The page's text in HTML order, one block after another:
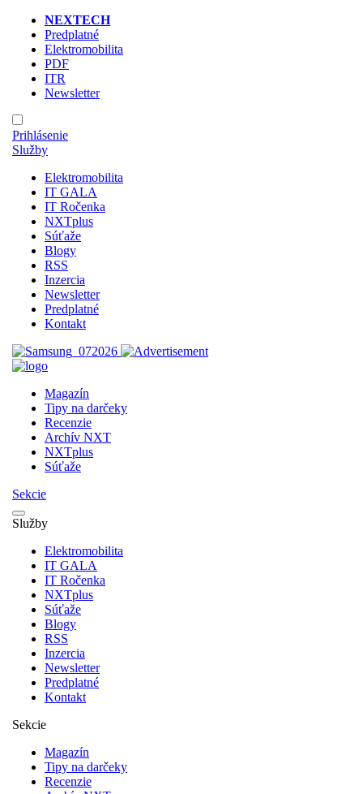
NEXTECH
Predplatné
Elektromobilita
PDF
ITR
Newsletter
Prihlásenie
Služby
Elektromobilita
IT GALA
IT Ročenka
NXTplus
Súťaže
Blogy
RSS
Inzercia
Newsletter
Predplatné
Kontakt
Magazín
Tipy na darčeky
Recenzie
Archív NXT
NXTplus
Súťaže
Sekcie
Služby
Elektromobilita
IT GALA
IT Ročenka
NXTplus
Súťaže
Blogy
RSS
Inzercia
Newsletter
Predplatné
Kontakt
Sekcie
Magazín
Tipy na darčeky
Recenzie